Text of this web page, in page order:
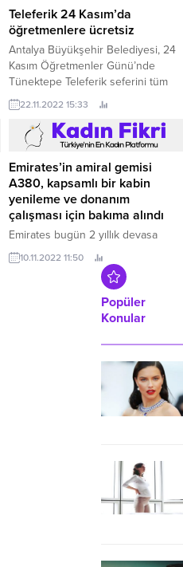
bileşenler ve çevre birimleri üreten
XPG’nin geçtiğimiz aylarda
piyasaya sürdüğü XPG PRECOG
S Oyuncu Kulaklığı ve SLINGSHOT
Oyuncu Faresi Türkiye’de satışa
sundu.
Teleferik 24 Kasım’da
öğretmenlere ücretsiz
Antalya Büyükşehir Belediyesi, 24
Kasım Öğretmenler Günü’nde
Tünektepe Teleferik seferini tüm
öğretmenler için ücretsiz yaptı.
22.11.2022 15:33
Emirates’in amiral gemisi
A380, kapsamlı bir kabin
yenileme ve donanım
çalışması için bakıma alındı
Emirates bugün 2 yıllık devasa
yenileme programını başlatarak,
kabin içi donanımı tamamen
yükseltilecek ve en yeni Premium
120 uçaktan ilki üzerinde
çalışmalara start verdi.